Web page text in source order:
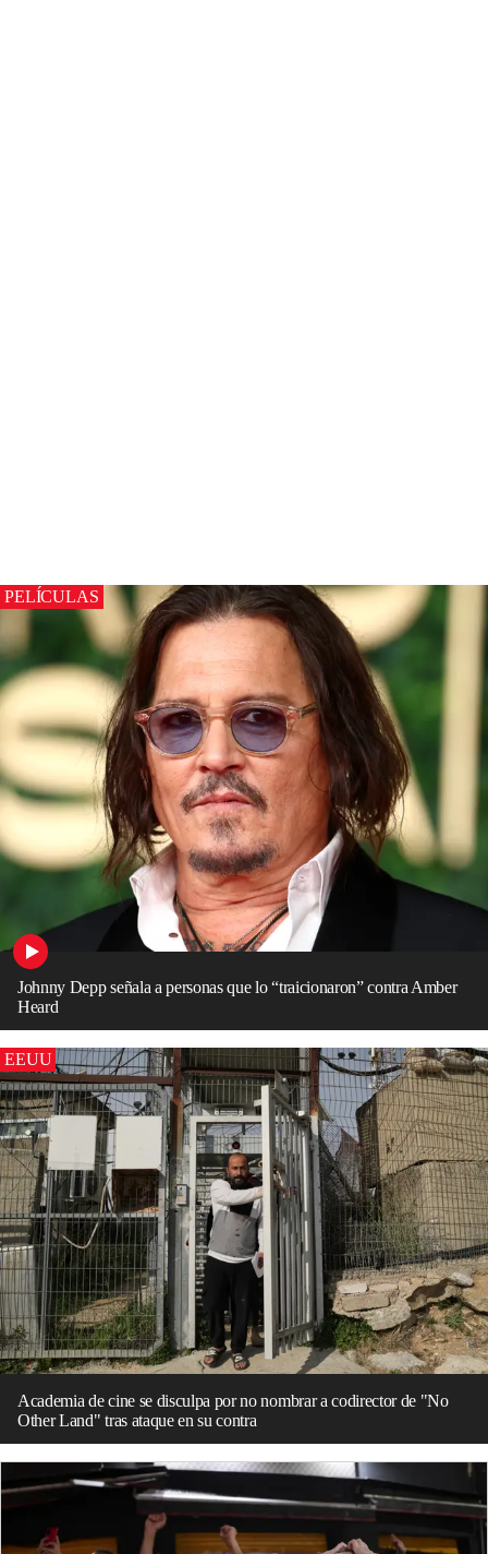
PELÍCULAS
Johnny Depp señala a personas que lo “traicionaron” contra Amber
Heard
EEUU
Academia de cine se disculpa por no nombrar a codirector de "No
Other Land" tras ataque en su contra